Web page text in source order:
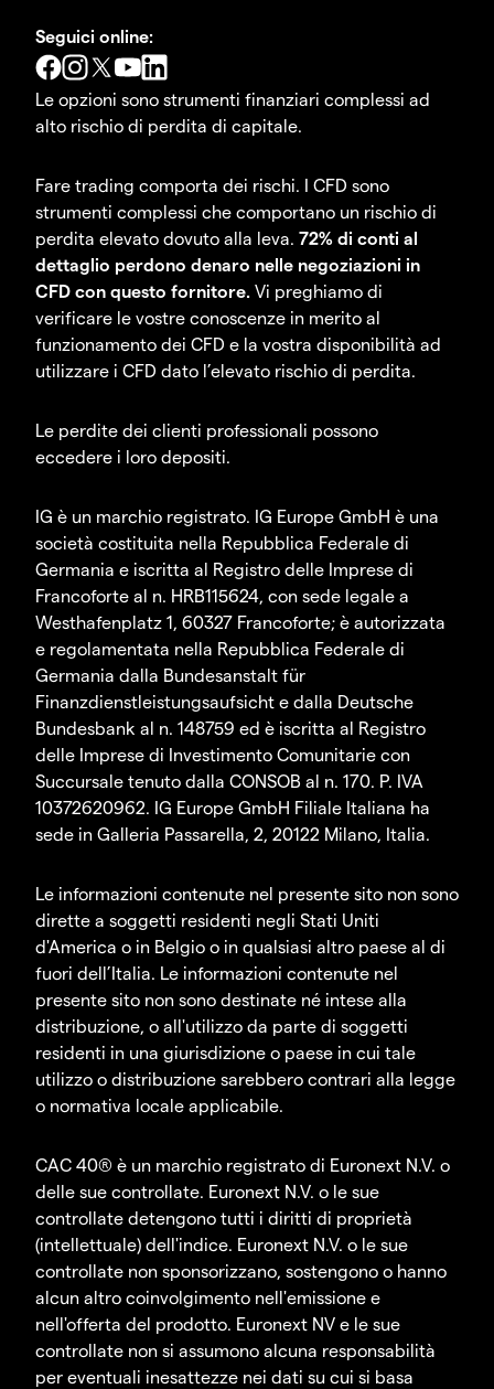
Seguici online:
Le opzioni sono strumenti finanziari complessi ad
alto rischio di perdita di capitale.
Fare trading comporta dei rischi. I CFD sono
strumenti complessi che comportano un rischio di
perdita elevato dovuto alla leva. 72% di conti al
dettaglio perdono denaro nelle negoziazioni in
CFD con questo fornitore. Vi preghiamo di
verificare le vostre conoscenze in merito al
funzionamento dei CFD e la vostra disponibilità ad
utilizzare i CFD dato l’elevato rischio di perdita.
Le perdite dei clienti professionali possono
eccedere i loro depositi.
IG è un marchio registrato. IG Europe GmbH è una
società costituita nella Repubblica Federale di
Germania e iscritta al Registro delle Imprese di
Francoforte al n. HRB115624, con sede legale a
Westhafenplatz 1, 60327 Francoforte; è autorizzata
e regolamentata nella Repubblica Federale di
Germania dalla Bundesanstalt für
Finanzdienstleistungsaufsicht e dalla Deutsche
Bundesbank al n. 148759 ed è iscritta al Registro
delle Imprese di Investimento Comunitarie con
Succursale tenuto dalla CONSOB al n. 170. P. IVA
10372620962. IG Europe GmbH Filiale Italiana ha
sede in Galleria Passarella, 2, 20122 Milano, Italia.
Le informazioni contenute nel presente sito non sono
dirette a soggetti residenti negli Stati Uniti
d'America o in Belgio o in qualsiasi altro paese al di
fuori dell’Italia. Le informazioni contenute nel
presente sito non sono destinate né intese alla
distribuzione, o all'utilizzo da parte di soggetti
residenti in una giurisdizione o paese in cui tale
utilizzo o distribuzione sarebbero contrari alla legge
o normativa locale applicabile.
CAC 40® è un marchio registrato di Euronext N.V. o
delle sue controllate. Euronext N.V. o le sue
controllate detengono tutti i diritti di proprietà
(intellettuale) dell'indice. Euronext N.V. o le sue
controllate non sponsorizzano, sostengono o hanno
alcun altro coinvolgimento nell'emissione e
nell'offerta del prodotto. Euronext NV e le sue
controllate non si assumono alcuna responsabilità
per eventuali inesattezze nei dati su cui si basa